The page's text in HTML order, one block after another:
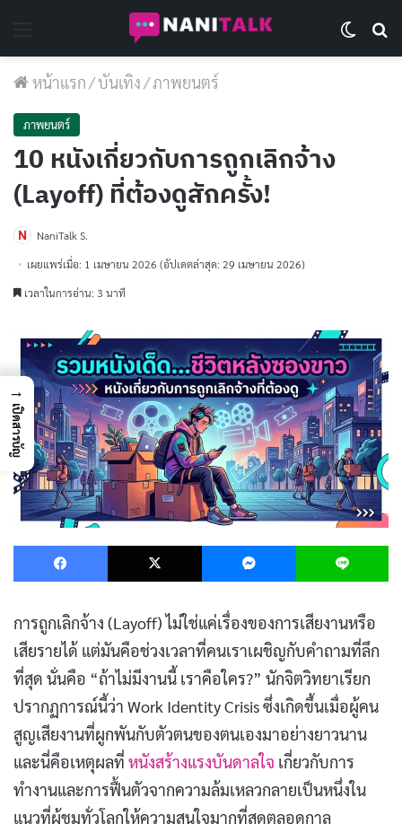
หน้าแรก/บันเทิง/ภาพยนตร์
ภาพยนตร์
10 หนังเกี่ยวกับการถูกเลิกจ้าง
(Layoff) ที่ต้องดูสักครั้ง!
NaniTalk S.
เผยแพร่เมื่อ: 1 เมษายน 2026 (อัปเดตล่าสุด: 29 เมษายน 2026)
เวลาในการอ่าน: 3 นาที
Facebook X Messenger
การถูกเลิกจ้าง (Layoff) ไม่ใช่แค่เรื่องของการเสียงานหรือ
เสียรายได้ แต่มันคือช่วงเวลาที่คนเราเผชิญกับคำถามที่ลึก
ที่สุด นั่นคือ “ถ้าไม่มีงานนี้ เราคือใคร?” นักจิตวิทยาเรียก
ปรากฏการณ์นี้ว่า Work Identity Crisis ซึ่งเกิดขึ้นเมื่อผู้คน
สูญเสียงานที่ผูกพันกับตัวตนของตนเองมาอย่างยาวนาน
และนี่คือเหตุผลที่ หนังสร้างแรงบันดาลใจ เกี่ยวกับการ
ทำงานและการฟื้นตัวจากความล้มเหลวกลายเป็นหนึ่งใน
แนวที่ผู้ชมทั่วโลกให้ความสนใจมากที่สุดตลอดกาล
→
เปิดสารบัญ